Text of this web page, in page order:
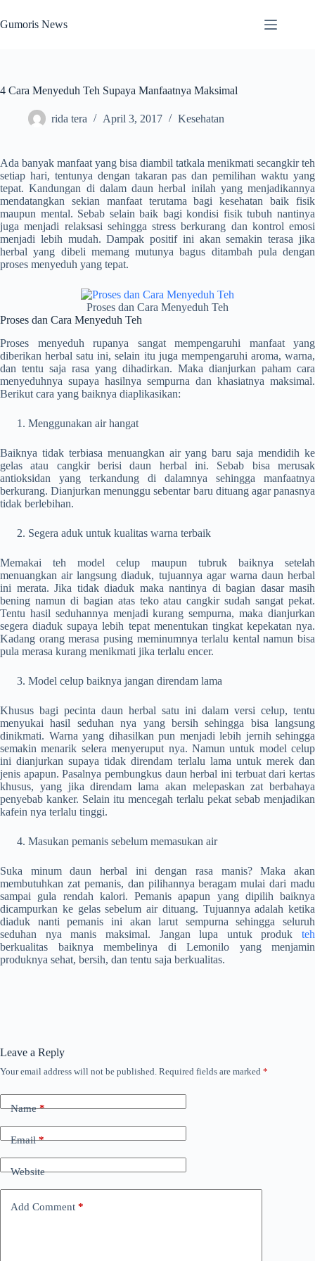
to
content
Gumoris News
4 Cara Menyeduh Teh Supaya Manfaatnya Maksimal
rida tera April 3, 2017 Kesehatan
Ada banyak manfaat yang bisa diambil tatkala menikmati secangkir teh
setiap hari, tentunya dengan takaran pas dan pemilihan waktu yang
tepat. Kandungan di dalam daun herbal inilah yang menjadikannya
mendatangkan sekian manfaat terutama bagi kesehatan baik fisik
maupun mental. Sebab selain baik bagi kondisi fisik tubuh nantinya
juga menjadi relaksasi sehingga stress berkurang dan kontrol emosi
menjadi lebih mudah. Dampak positif ini akan semakin terasa jika
herbal yang dibeli memang mutunya bagus ditambah pula dengan
proses menyeduh yang tepat.
Proses dan Cara Menyeduh Teh
Proses dan Cara Menyeduh Teh
Proses menyeduh rupanya sangat mempengaruhi manfaat yang
diberikan herbal satu ini, selain itu juga mempengaruhi aroma, warna,
dan tentu saja rasa yang dihadirkan. Maka dianjurkan paham cara
menyeduhnya supaya hasilnya sempurna dan khasiatnya maksimal.
Berikut cara yang baiknya diaplikasikan:
Menggunakan air hangat
Baiknya tidak terbiasa menuangkan air yang baru saja mendidih ke
gelas atau cangkir berisi daun herbal ini. Sebab bisa merusak
antioksidan yang terkandung di dalamnya sehingga manfaatnya
berkurang. Dianjurkan menunggu sebentar baru dituang agar panasnya
tidak berlebihan.
Segera aduk untuk kualitas warna terbaik
Memakai teh model celup maupun tubruk baiknya setelah
menuangkan air langsung diaduk, tujuannya agar warna daun herbal
ini merata. Jika tidak diaduk maka nantinya di bagian dasar masih
bening namun di bagian atas teko atau cangkir sudah sangat pekat.
Tentu hasil seduhannya menjadi kurang sempurna, maka dianjurkan
segera diaduk supaya lebih tepat menentukan tingkat kepekatan nya.
Kadang orang merasa pusing meminumnya terlalu kental namun bisa
pula merasa kurang menikmati jika terlalu encer.
Model celup baiknya jangan direndam lama
Khusus bagi pecinta daun herbal satu ini dalam versi celup, tentu
menyukai hasil seduhan nya yang bersih sehingga bisa langsung
dinikmati. Warna yang dihasilkan pun menjadi lebih jernih sehingga
semakin menarik selera menyeruput nya. Namun untuk model celup
ini dianjurkan supaya tidak direndam terlalu lama untuk merek dan
jenis apapun. Pasalnya pembungkus daun herbal ini terbuat dari kertas
khusus, yang jika direndam lama akan melepaskan zat berbahaya
penyebab kanker. Selain itu mencegah terlalu pekat sebab menjadikan
kafein nya terlalu tinggi.
Masukan pemanis sebelum memasukan air
Suka minum daun herbal ini dengan rasa manis? Maka akan
membutuhkan zat pemanis, dan pilihannya beragam mulai dari madu
sampai gula rendah kalori. Pemanis apapun yang dipilih baiknya
dicampurkan ke gelas sebelum air dituang. Tujuannya adalah ketika
diaduk nanti pemanis ini akan larut sempurna sehingga seluruh
seduhan nya manis maksimal. Jangan lupa untuk produk teh
berkualitas baiknya membelinya di Lemonilo yang menjamin
produknya sehat, bersih, dan tentu saja berkualitas.
Leave a Reply
Your email address will not be published. Required fields are marked *
Name*
Email*
Website
Add Comment *